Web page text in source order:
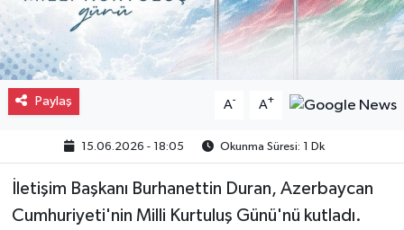
Paylaş A- A+
15.06.2026 - 18:05 Okunma Süresi: 1 Dk
İletişim Başkanı Burhanettin Duran, Azerbaycan
Cumhuriyeti'nin Milli Kurtuluş Günü'nü kutladı.
Spor
Eğitim